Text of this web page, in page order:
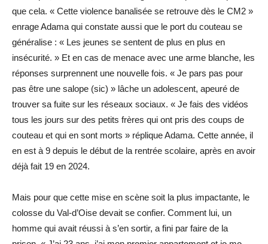
que cela. « Cette violence banalisée se retrouve dès le CM2 »
enrage Adama qui constate aussi que le port du couteau se
généralise : « Les jeunes se sentent de plus en plus en
insécurité. » Et en cas de menace avec une arme blanche, les
réponses surprennent une nouvelle fois. « Je pars pas pour
pas être une salope (sic) » lâche un adolescent, apeuré de
trouver sa fuite sur les réseaux sociaux. « Je fais des vidéos
tous les jours sur des petits frères qui ont pris des coups de
couteau et qui en sont morts » réplique Adama. Cette année, il
en est à 9 depuis le début de la rentrée scolaire, après en avoir
déjà fait 19 en 2024.
Mais pour que cette mise en scène soit la plus impactante, le
colosse du Val-d’Oise devait se confier. Comment lui, un
homme qui avait réussi à s’en sortir, a fini par faire de la